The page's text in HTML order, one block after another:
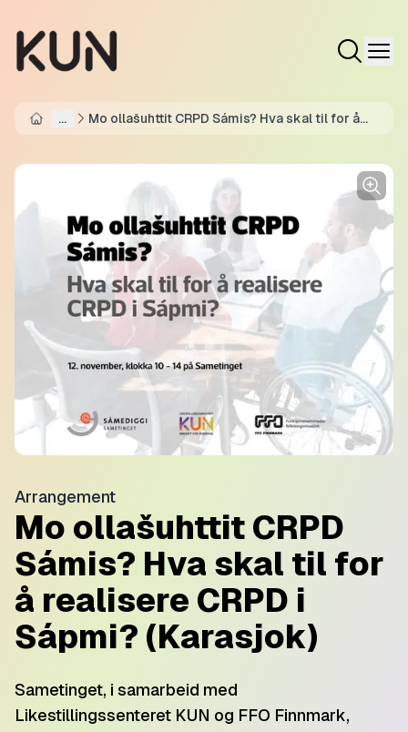
...
Mo ollašuhttit CRPD Sámis? Hva skal til for å
Arrangement
Mo ollašuhttit CRPD
Sámis? Hva skal til for
å realisere CRPD i
Sápmi? (Karasjok)
Sametinget, i samarbeid med
Likestillingssenteret KUN og FFO Finnmark,